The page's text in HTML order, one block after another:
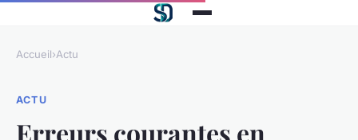
Accueil›Actu
ACTU
Erreurs courantes en